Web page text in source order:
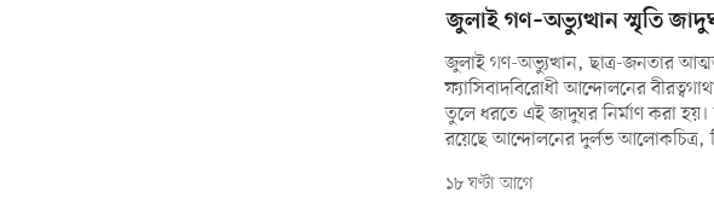
জুলাই গণ–অভ্যুত্থান স্মৃতি
জুলাই গণ-অভ্যুত্থান, ছাত্র-জনতার
ফ্যাসিবাদবিরোধী আন্দোলনের
তুলে ধরতে এই জাদুঘর নির্মাণ করা
রয়েছে আন্দোলনের দুর্লভ আলোকচিত্র,
১৮ ঘণ্টা আগে